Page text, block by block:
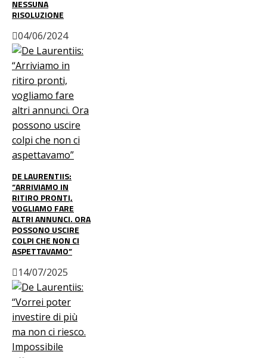
NESSUNA
RISOLUZIONE
04/06/2024
DE LAURENTIIS:
“ARRIVIAMO IN
RITIRO PRONTI,
VOGLIAMO FARE
ALTRI ANNUNCI. ORA
POSSONO USCIRE
COLPI CHE NON CI
ASPETTAVAMO”
14/07/2025